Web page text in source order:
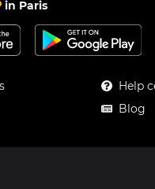
in Paris
Help
Blog